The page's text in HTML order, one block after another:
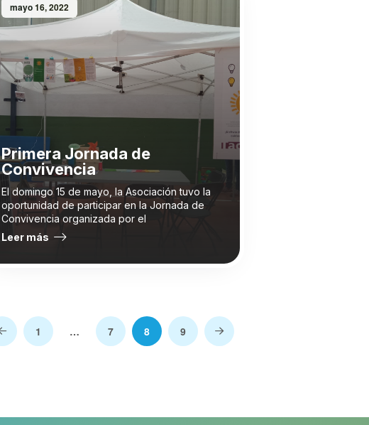
mayo 16, 2022
Primera Jornada de
Convivencia
El domingo 15 de mayo, la Asociación tuvo la
oportunidad de participar en la Jornada de
Convivencia organizada por el
Leer más
Prev 1 … 7 8 9 Next